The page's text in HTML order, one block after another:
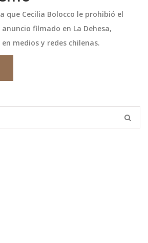
que Cecilia Bolocco le prohibió el
filmado en La Dehesa,
medios y redes chilenas.